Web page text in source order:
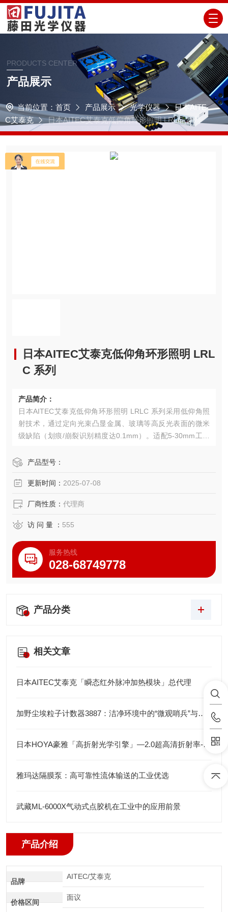
PRODUCTS CENTER
产品展示
当前位置： 首页 产品展示 光学仪器
日本AITE
C艾泰克
日本AITEC艾泰克低仰角环形照明 LRLC 系列
日本AITEC艾泰克低仰角环形照明 LRL
C 系列
产品简介：
日本AITEC艾泰克低仰角环形照明 LRLC 系列采用低仰角照
射技术，通过定向光束凸显金属、玻璃等高反光表面的微米
级缺陷（划痕/崩裂识别精度达0.1mm）。适配5-30mm工作
装、精密齿轮等严苛质检场景，典型案例显示检测效率提升3
产品型号：
更新时间： 2025-07-08
厂商性质： 代理商
访 问 量 ： 555
服务热线
028-68749778
产品分类
相关文章
日本AITEC艾泰克「瞬态红外脉冲加热模块」总代理
加野尘埃粒子计数器3887：洁净环境中的“微观哨兵”与洁净度“审计官”
日本HOYA豪雅「高折射光学引擎」—2.0超高清折射率-总代理藤田光学
雅玛达隔膜泵：高可靠性流体输送的工业优选
武藏ML-6000X气动式点胶机在工业中的应用前景
产品介绍
品牌
AITEC/艾泰克
价格区间
面议